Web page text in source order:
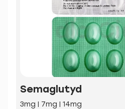
Semaglutyd
3mg | 7mg | 14mg